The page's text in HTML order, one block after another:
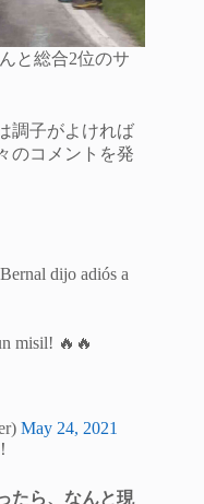
と総合2位のサ
調子がよければ
のコメントを発
dijo adiós a
misil! 🔥🔥
May 24, 2021
たら、なんと現